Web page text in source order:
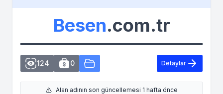
Besen.com.tr
124 0 Detaylar
Alan adının son güncellemesi 1 hafta önce